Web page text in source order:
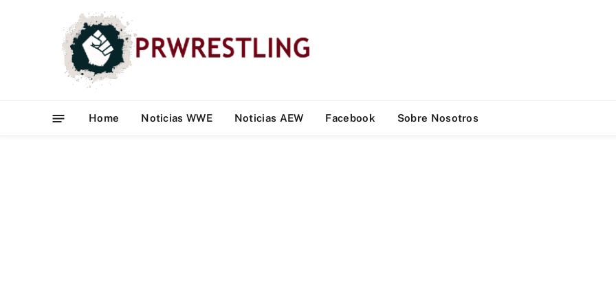
Home Noticias WWE Noticias AEW Facebook Sobre Nosotros